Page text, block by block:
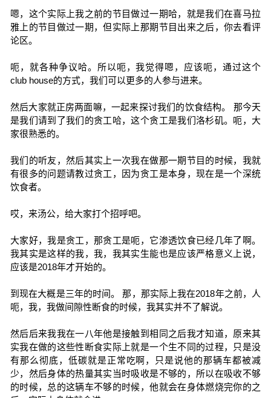
嗯，这个实际上我之前的节目做过一期哈，就是我们在喜马拉
雅上的节目做过一期，但实际上那期节目出来之后，你去看评
论区。
呃，就各种争议哈。所以呃，我觉得嗯，应该呃，通过这个
club house的方式，我们可以更多的人参与进来。
然后大家就正房两面嘛，一起来探讨我们的饮食结构。 那今天
是我们请到了我们的贪工哈，这个贪工是我们洛杉矶。呃，大
家很熟悉的。
我们的听友，然后其实上一次我在做那一期节目的时候，我就
有很多的问题请教过贪工，因为贪工是本身，现在是一个深统
饮食者。
哎，来汤公，给大家打个招呼吧。
大家好，我是贪工，那贪工是呃，它渗透饮食已经几年了啊。
我其实是这样的我，我，我其实生能也是应该严格意义上说，
应该是2018年才开始的。
到现在大概是三年的时间。 那，那实际上我在2018年之前，人
呃，我，我做间隙性断食的时候，我其实并不了解说。
然后后来我我在一八年他是接触到相同之后我才知道，原来其
实我在做的这些性断食实际上就是一个生不同的过程，只是没
有那么彻底，低碳就是正常吃啊，只是说他的那辆车都被减
少，然后身体的热量其实当时吸收是不够的，所以在吸收不够
的时候，总的这辆车不够的时候，他就会在身体燃烧完你的之